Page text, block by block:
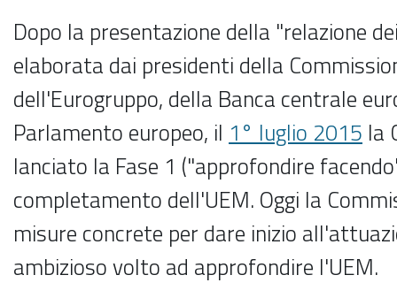
Dopo la presentazione della "relazione
elaborata dai presidenti della
dell'Eurogruppo, della Banca centrale
Parlamento europeo, il 1° luglio 2015 la
lanciato la Fase 1 ("approfondire
completamento dell'UEM. Oggi la
misure concrete per dare inizio
ambizioso volto ad approfondire l'UEM.